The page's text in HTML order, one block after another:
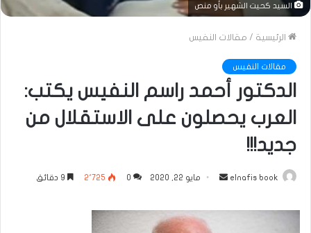
السيد كحيت الشهير بأو منص
الرئيسية / مقالات النفيس
مقالات النفيس
الدكتور أحمد راسم النفيس يكتب:
العرب يحصلون على الاستقلال من
جديد!!!
elnafis book
أرسل
إلكترونيا
مايو 22, 2020 0 2٬725